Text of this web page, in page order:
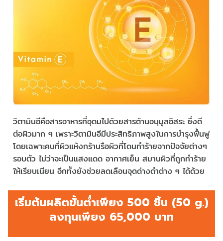
วิตามินอีคือสารอาหารที่อุดมไปด้วยสารต้านอนุมูลอิสระ ซึ่งดี
ต่อผิวมาก ๆ เพราะวิตามินอีมีประสิทธิภาพสูงในการบำรุงฟื้นฟู
โดยเฉพาะคนที่ผิวแห้งกร้านรือผิวที่โดนทำร้ายจากปัจจัยต่างๆ
รอบตัว ไม่ว่าจะเป็นแสงแดด อากาศเย็น สมานผิวที่ถูกทำร้าย
ให้เรียบเนียน อีกทั้งยังช่วยลดเลือนจุดด่างดำต่าง ๆ ได้ด้วย
เริ่มต้นผลิตขั้นต่ำเพียง 500 ชิ้น (50 g.)
ลงทุนเพียง 65,000 บาท